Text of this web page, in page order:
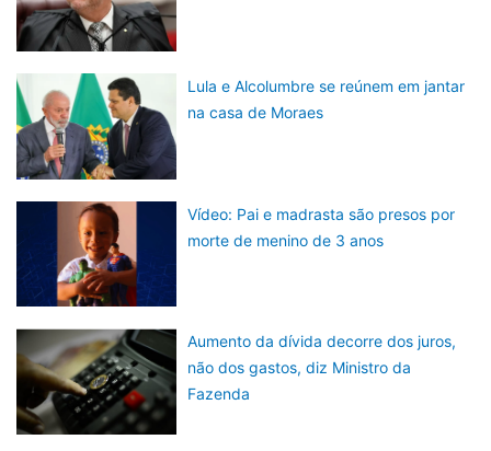
Lula e Alcolumbre se reúnem em jantar
na casa de Moraes
Vídeo: Pai e madrasta são presos por
morte de menino de 3 anos
Aumento da dívida decorre dos juros,
não dos gastos, diz Ministro da
Fazenda